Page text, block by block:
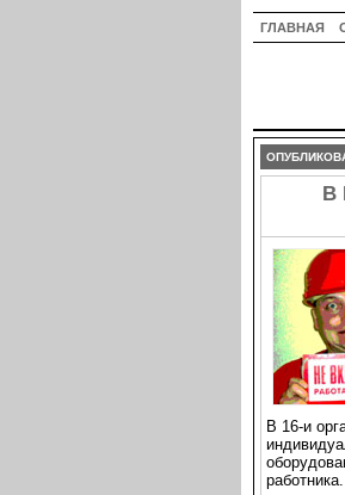
ГЛАВНАЯ
В
В 16-и
работника.